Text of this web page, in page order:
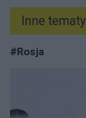
Inne
#Rosja